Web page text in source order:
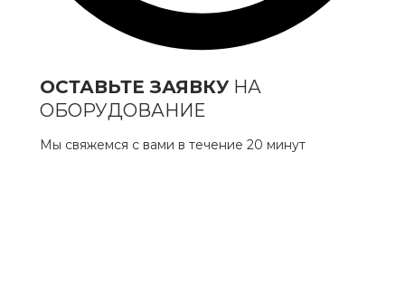
ОСТАВЬТЕ ЗАЯВКУНА
ОБОРУДОВАНИЕ
Мы свяжемся с вами в течение 20 минут